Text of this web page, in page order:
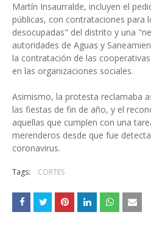
Martín Insaurralde, incluyen el
públicas, con contrataciones para
desocupadas" del distrito y una
autoridades de Aguas y
la contratación de las
en las organizaciones sociales.
Asimismo, la protesta reclamaba
las fiestas de fin de año, y el
aquellas que cumplen con una
merenderos desde que fue
coronavirus.
Tags: CORTES